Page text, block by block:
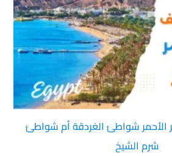
الأحمر شواطئ الغردقة أم شواطئ
شرم الشيخ